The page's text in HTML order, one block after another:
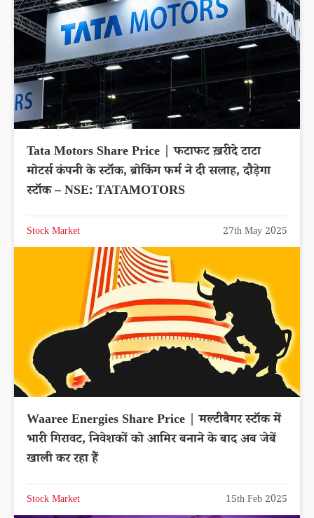
Tata Motors Share Price | फटाफट ख़रीदे टाटा
मोटर्स कंपनी के स्टॉक, ब्रोकिंग फर्म ने दी सलाह, दौड़ेगा
स्टॉक – NSE: TATAMOTORS
Stock Market 27th May 2025
Waaree Energies Share Price | मल्टीबैगर स्टॉक में
भारी गिरावट, निवेशकों को आमिर बनाने के बाद अब जेबें
खाली कर रहा हैं
Stock Market 15th Feb 2025